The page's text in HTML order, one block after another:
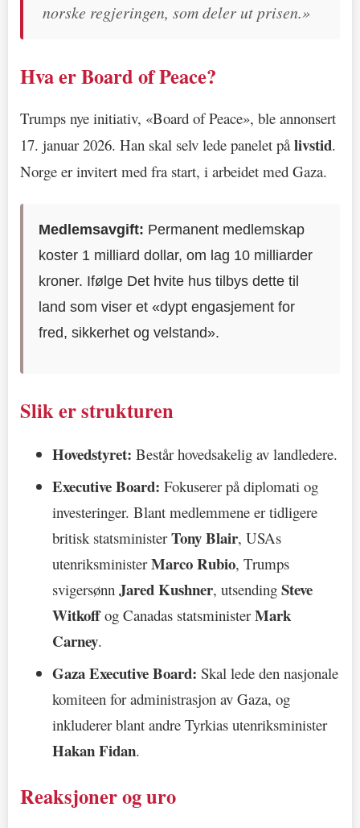
norske regjeringen, som deler ut prisen.»
Hva er Board of Peace?
Trumps nye initiativ, «Board of Peace», ble annonsert
17. januar 2026. Han skal selv lede panelet pålivstid.
Norge er invitert med fra start, i arbeidet med Gaza.
Medlemsavgift: Permanent medlemskap
koster 1 milliard dollar, om lag 10 milliarder
kroner. Ifølge Det hvite hus tilbys dette til
land som viser et «dypt engasjement for
fred, sikkerhet og velstand».
Slik er strukturen
Hovedstyret: Består hovedsakelig av landledere.
Executive Board: Fokuserer på diplomati og
investeringer. Blant medlemmene er tidligere
britisk statsministerTony Blair, USAs
utenriksministerMarco Rubio, Trumps
svigersønn Jared Kushner, utsending Steve
Witkoffog Canadas statsministerMark
Carney.
Gaza Executive Board: Skal lede den nasjonale
komiteen for administrasjon av Gaza, og
inkluderer blant andre Tyrkias utenriksminister
Hakan Fidan.
Reaksjoner og uro